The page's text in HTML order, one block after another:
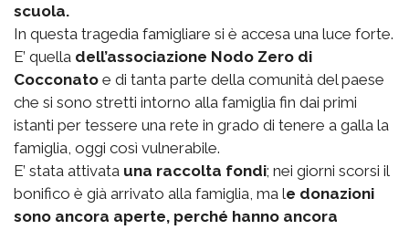
scuola.
In questa tragedia famigliare si è accesa una luce forte.
E’ quella dell’associazione Nodo Zero di
Cocconato e di tanta parte della comunità del paese
che si sono stretti intorno alla famiglia fin dai primi
istanti per tessere una rete in grado di tenere a galla la
famiglia, oggi così vulnerabile.
E’ stata attivata una raccolta fondi; nei giorni scorsi il
bonifico è già arrivato alla famiglia, ma le donazioni
sono ancora aperte, perché hanno ancora